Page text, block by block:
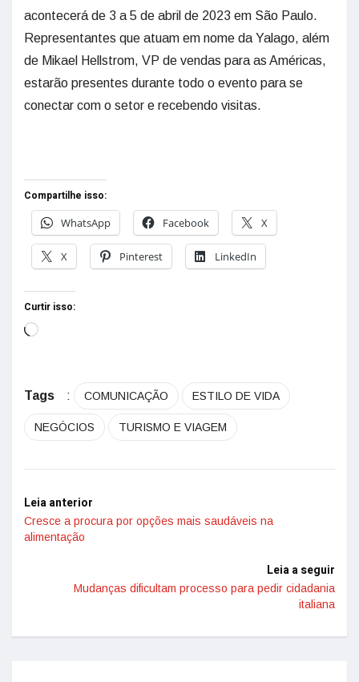
acontecerá de 3 a 5 de abril de 2023 em São Paulo.
Representantes que atuam em nome da Yalago, além
de Mikael Hellstrom, VP de vendas para as Américas,
estarão presentes durante todo o evento para se
conectar com o setor e recebendo visitas.
Compartilhe isso:
WhatsApp
Facebook X
X Pinterest LinkedIn
Curtir isso:
Tags : COMUNICAÇÃO ESTILO DE VIDA
NEGÓCIOS TURISMO E VIAGEM
Leia anterior
Cresce a procura por opções mais saudáveis na
alimentação
Leia a seguir
Mudanças dificultam processo para pedir cidadania
italiana